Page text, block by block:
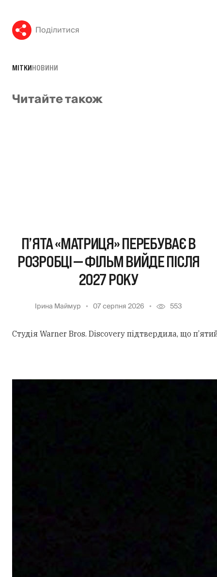
Поділитися
МІТКИНОВИНИ
Читайте також
П’ЯТА «МАТРИЦЯ» ПЕРЕБУВАЄ В
РОЗРОБЦІ — ФІЛЬМ ВИЙДЕ ПІСЛЯ
2027 РОКУ
Ірина Маймур 07 серпня 2026 553
Студія Warner Bros. Discovery підтвердила, що